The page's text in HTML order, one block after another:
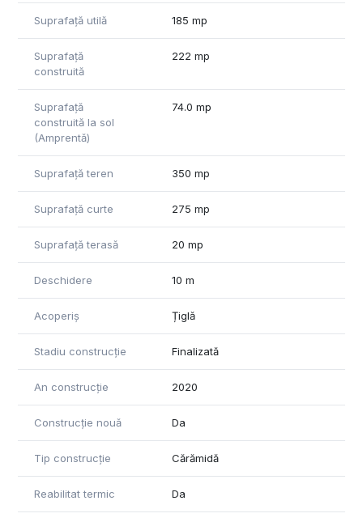
Suprafață utilă 185 mp
Suprafață
construită
222 mp
Suprafață
construită la sol
(Amprentă)
74.0 mp
Suprafață teren 350 mp
Suprafață curte 275 mp
Suprafață terasă 20 mp
Deschidere 10 m
Acoperiș Țiglă
Stadiu construcție Finalizată
An construcție 2020
Construcție nouă Da
Tip construcție Cărămidă
Reabilitat termic Da